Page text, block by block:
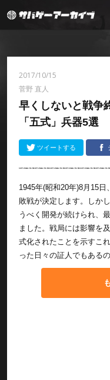
2017/10/15
菅野 直人
早くしないと戦争
「五式」兵器5選
ツイートする
1945年(昭和20年)8月15
敗戦が決定します。しか
うべく開発が続けられ、
ました。戦局には影響を
式化されたことを示すこ
った日々の証人でもあるの